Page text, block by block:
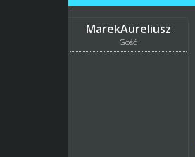
MarekAureliusz
Gość